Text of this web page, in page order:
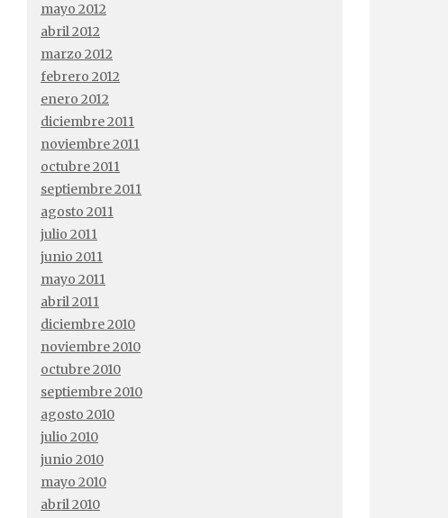
mayo 2012
abril 2012
marzo 2012
febrero 2012
enero 2012
diciembre 2011
noviembre 2011
octubre 2011
septiembre 2011
agosto 2011
julio 2011
junio 2011
mayo 2011
abril 2011
diciembre 2010
noviembre 2010
octubre 2010
septiembre 2010
agosto 2010
julio 2010
junio 2010
mayo 2010
abril 2010